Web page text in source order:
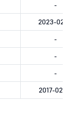
-
2023-02-
-
-
-
2017-02-